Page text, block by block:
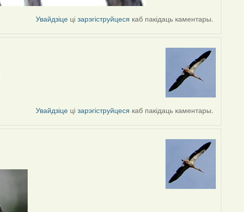
Увайдзіце цізарэгіструйцеся каб пакідаць каментары.
Увайдзіце цізарэгіструйцеся каб пакідаць каментары.